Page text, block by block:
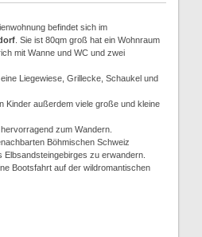
befindet sich im
. Sie ist 80qm groß hat ein Wohnraum
mit Wanne und WC und zwei
Liegewiese, Grillecke, Schaukel und
Kinder außerdem viele große und kleine
zum Wandern.
Böhmischen Schweiz
Elbsandsteingebirges zu erwandern.
Bootsfahrt auf der wildromantischen